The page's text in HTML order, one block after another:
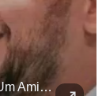
“Quem Nunca Pediu Um Empréstimo A Um Amigo?”, Diz Lula Ao Defender Seu Ex-Chefe De Gabinete